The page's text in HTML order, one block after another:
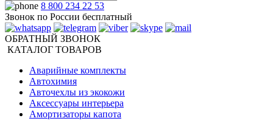
8 800 234 22 53
Звонок по России бесплатный
ОБРАТНЫЙ ЗВОНОК
КАТАЛОГ ТОВАРОВ
Аварийные комплекты
Автохимия
Авточехлы из экокожи
Аксессуары интерьера
Амортизаторы капота